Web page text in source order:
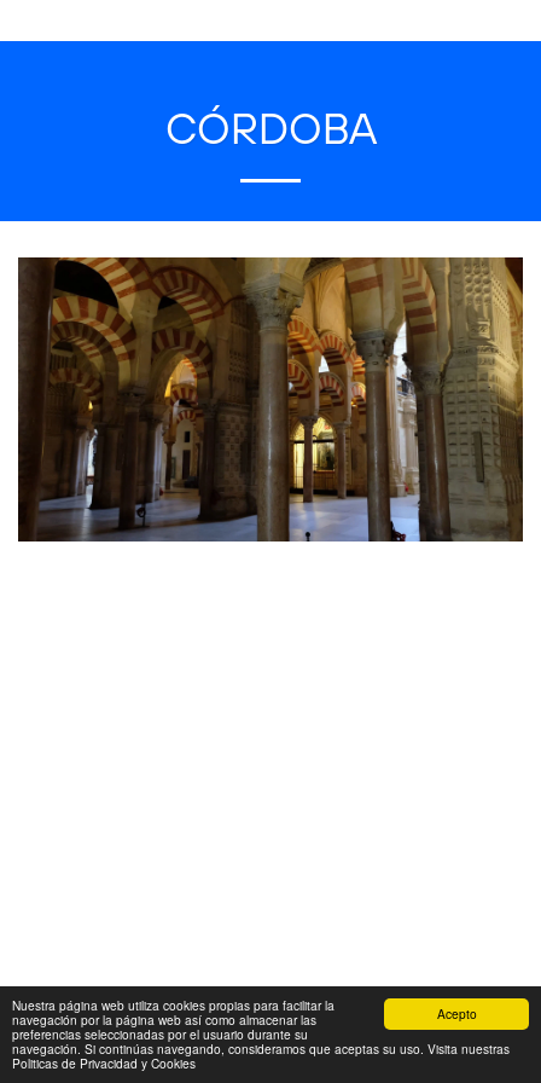
Acepto
Nuestra página web utiliza cookies propias para facilitar la
navegación por la página web así como almacenar las
preferencias seleccionadas por el usuario durante su
navegación. Si continúas navegando, consideramos que aceptas su uso. Visita nuestras
Politicas de Privacidad y Cookies
CÓRDOBA